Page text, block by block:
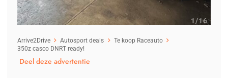
1/16
Arrive2Drive Autosport deals
Te koop Raceauto
350z casco DNRT ready!
Deel deze advertentie